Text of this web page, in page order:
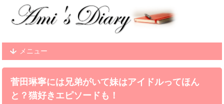
メニュー
菅田琳寧には兄弟がいて妹はアイドルってほん
と？猫好きエピソードも！